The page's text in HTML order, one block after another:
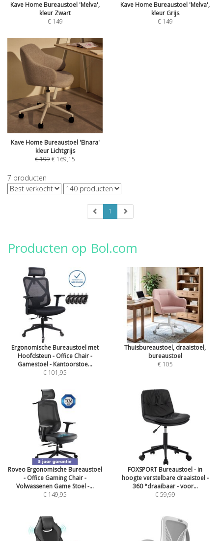
Kave Home Bureaustoel 'Melva',
kleur Zwart
€ 149
Kave Home Bureaustoel 'Melva',
kleur Grijs
€ 149
Kave Home Bureaustoel 'Einara'
kleur Lichtgrijs
€199€ 169,15
7 producten
1
Producten op Bol.com
Ergonomische Bureaustoel met
Hoofdsteun - Office Chair -
Gamestoel - Kantoorstoe...
€ 101,95
Thuisbureaustoel, draaistoel,
bureaustoel
€ 105
Roveo Ergonomische Bureaustoel
- Office Gaming Chair -
Volwassenen Game Stoel -...
€ 149,95
FOXSPORT Bureaustoel - in
hoogte verstelbare draaistoel -
360 °draaibaar - voor...
€ 59,99